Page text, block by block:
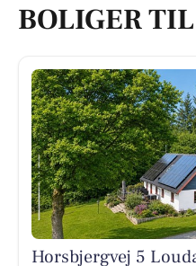
BOLIGER
Horsbjergvej 5